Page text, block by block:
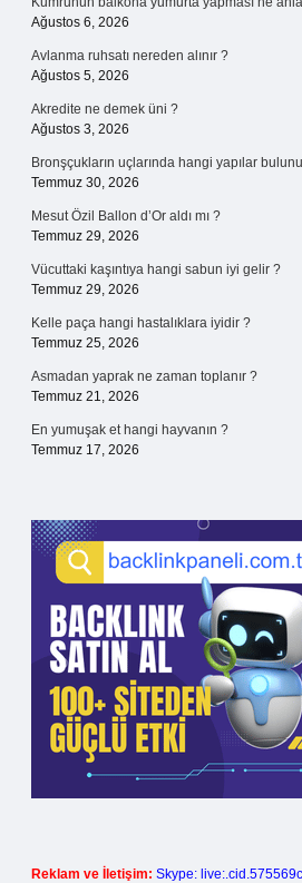
Ağustos 6, 2026
Avlanma ruhsatı nereden alınır ?
Ağustos 5, 2026
Akredite ne demek üni ?
Ağustos 3, 2026
Bronşçukların uçlarında hangi yapılar
Temmuz 30, 2026
Mesut Özil Ballon d’Or aldı mı ?
Temmuz 29, 2026
Vücuttaki kaşıntıya hangi sabun iyi gelir ?
Temmuz 29, 2026
Kelle paça hangi hastalıklara iyidir ?
Temmuz 25, 2026
Asmadan yaprak ne zaman toplanır ?
Temmuz 21, 2026
En yumuşak et hangi hayvanın ?
Temmuz 17, 2026
Reklam ve İletişim: Skype: